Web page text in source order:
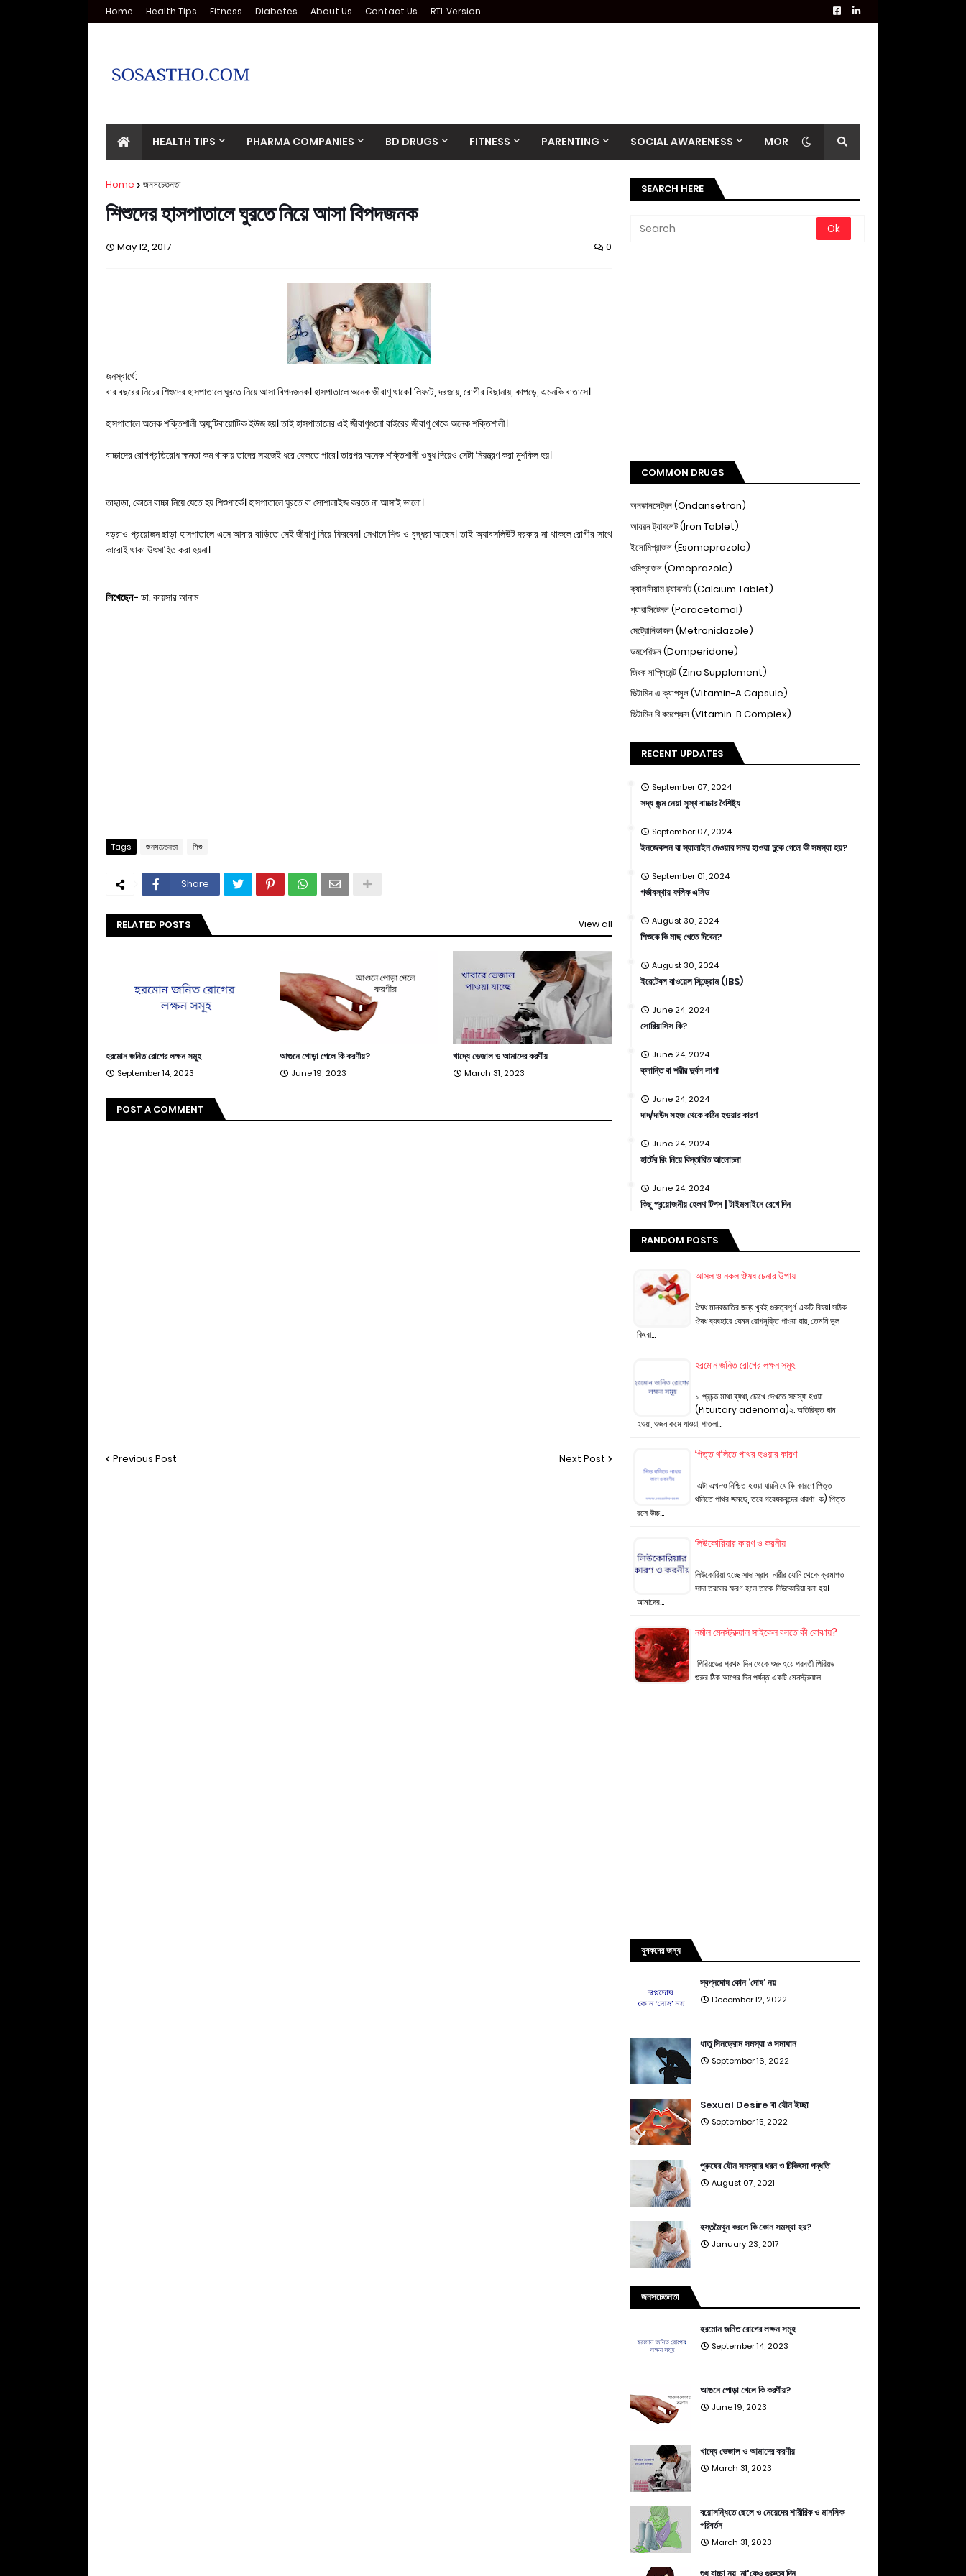
Home Health Tips Fitness Diabetes About Us Contact Us RTL Version
HEALTH TIPS PHARMA COMPANIES BD DRUGS FITNESS PARENTING SOCIAL AWARENESS MORE
Home জনসচেতনতা
শিশুদের হাসপাতালে ঘুরতে নিয়ে আসা বিপদজনক
May 12, 2017 0
জনস্বার্থে:
বার বছরের নিচের শিশুদের হাসপাতালে ঘুরতে নিয়ে আসা বিপদজনক। হাসপাতালে অনেক জীবাণু থাকে। লিফটে, দরজায়, রোগীর বিছানায়, কাপড়ে, এমনকি বাতাসে।
হাসপাতালে অনেক শক্তিশালী অ্যান্টিবায়োটিক ইউজ হয়। তাই হাসপাতালের এই জীবাণুগুলো বাইরের জীবাণু থেকে অনেক শক্তিশালী।
বাচ্চাদের রোগপ্রতিরোধ ক্ষমতা কম থাকায় তাদের সহজেই ধরে ফেলতে পারে। তারপর অনেক শক্তিশালী ওষুধ দিয়েও সেটা নিয়ন্ত্রণ করা মুশকিল হয়।
তাছাড়া, কোলে বাচ্চা নিয়ে যেতে হয় শিশুপার্কে। হাসপাতালে ঘুরতে বা সোশালাইজ করতে না আসাই ভালো।
বড়রাও প্রয়োজন ছাড়া হাসপাতালে এসে আবার বাড়িতে সেই জীবাণু নিয়ে ফিরবেন। সেখানে শিশু ও বৃদ্ধরা আছেন। তাই অ্যাবসলিউট দরকার না থাকলে রোগীর সাথে
কারোই থাকা উৎসাহিত করা হয়না।
লিখেছেন- ডা. কায়সার আনাম
Tags জনসচেতনতা শিশু
Share
RELATED POSTS View all
হরমোন জনিত রোগের লক্ষন সমূহ
September 14, 2023
আগুনে পোড়া গেলে কি করণীয়?
June 19, 2023
খাদ্যে ভেজাল ও আমাদের করণীয়
March 31, 2023
POST A COMMENT
Previous Post Next Post
SEARCH HERE
COMMON DRUGS
অনডানসেট্রন (Ondansetron)
আয়রন ট্যাবলেট (Iron Tablet)
ইসোমিপ্রাজল (Esomeprazole)
ওমিপ্রাজল (Omeprazole)
ক্যালসিয়াম ট্যাবলেট (Calcium Tablet)
প্যারাসিটেমল (Paracetamol)
মেট্রোনিডাজল (Metronidazole)
ডমপেরিডন (Domperidone)
জিংক সাপ্লিমেন্ট (Zinc Supplement)
ভিটামিন এ ক্যাপসুল (Vitamin-A Capsule)
ভিটামিন বি কমপ্লেক্স (Vitamin-B Complex)
RECENT UPDATES
September 07, 2024
সদ্য জন্ম নেয়া সুস্থ বাচ্চার বৈশিষ্ট্য
September 07, 2024
ইনজেকশন বা স্যালাইন দেওয়ার সময় হাওয়া ঢুকে গেলে কী সমস্যা হয়?
September 01, 2024
গর্ভাবস্থায় ফলিক এসিড
August 30, 2024
শিশুকে কি মাছ খেতে দিবেন?
August 30, 2024
ইরেটেবল বাওয়েল সিন্ড্রোম (IBS)
June 24, 2024
সোরিয়াসিস কি?
June 24, 2024
ক্লান্তি বা শরীর দুর্বল লাগা
June 24, 2024
দাদ/দাউদ সহজ থেকে কঠিন হওয়ার কারণ
June 24, 2024
হার্টের রিং নিয়ে বিস্তারিত আলোচনা
June 24, 2024
কিছু প্রয়োজনীয় হেলথ টিপস | টাইমলাইনে রেখে দিন
RANDOM POSTS
আসল ও নকল ঔষধ চেনার উপায়
ঔষধ মানবজাতির জন্য খুবই গুরুত্বপূর্ণ একটি বিষয়। সঠিক
ঔষধ ব্যবহারে যেমন রোগমুক্তি পাওয়া যায়, তেমনি ভুল
কিংবা…
হরমোন জনিত রোগের লক্ষন সমূহ
১. প্রচন্ড মাথা ব্যথা, চোখে দেখতে সমস্যা হওয়া।
(Pituitary adenoma)২. অতিরিক্ত ঘাম
হওয়া, ওজন কমে যাওয়া, পাতলা…
পিত্ত থলিতে পাথর হওয়ার কারণ
এটা এখনও নিশ্চিত হওয়া যায়নি যে কি কারণে পিত্ত
থলিতে পাথর জমছে, তবে গবেষকবৃন্দের ধারণা-ক) পিত্ত
রসে উচ্চ…
লিউকোরিয়ার কারণ ও করনীয়
লিউকোরিয়া হচ্ছে সাদা স্রাব। নারীর যোনি থেকে ক্রমাগত
সাদা তরলের ক্ষরণ হলে তাকে লিউকোরিয়া বলা হয়।
আমাদের…
নর্মাল মেনস্ট্রুয়াল সাইকেল বলতে কী বোঝায়?
পিরিয়ডের প্রথম দিন থেকে শুরু হয়ে পরবর্তী পিরিয়ড
শুরুর ঠিক আগের দিন পর্যন্ত একটি মেনস্ট্রুয়াল…
যুবকদের জন্য
স্বপ্নদোষ কোন ‘দোষ’ নয়
December 12, 2022
ধাতু সিনড্রোম সমস্যা ও সমাধান
September 16, 2022
Sexual Desire বা যৌন ইচ্ছা
September 15, 2022
পুরুষের যৌন সমস্যার ধরন ও চিকিৎসা পদ্ধতি
August 07, 2021
হস্তমৈথুন করলে কি কোন সমস্যা হয়?
January 23, 2017
জনসচেতনতা
হরমোন জনিত রোগের লক্ষন সমূহ
September 14, 2023
আগুনে পোড়া গেলে কি করণীয়?
June 19, 2023
খাদ্যে ভেজাল ও আমাদের করণীয়
March 31, 2023
বয়োসন্ধিতে ছেলে ও মেয়েদের শারীরিক ও মানসিক
পরিবর্তন
March 31, 2023